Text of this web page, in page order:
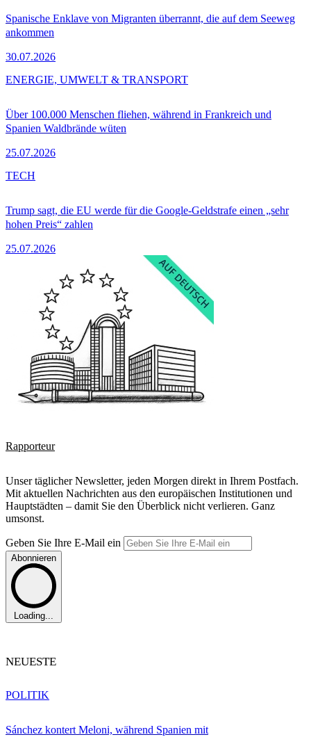
Spanische Enklave von Migranten überrannt, die auf dem Seeweg
ankommen
30.07.2026
Über 100.000 Menschen fliehen, während in Frankreich und
Spanien Waldbrände wüten
25.07.2026
ENERGIE, UMWELT & TRANSPORT
Trump sagt, die EU werde für die Google-Geldstrafe einen „sehr
hohen Preis“ zahlen
25.07.2026
TECH
Rapporteur
Unser täglicher Newsletter, jeden Morgen direkt in Ihrem Postfach.
Mit aktuellen Nachrichten aus den europäischen Institutionen und
Hauptstädten – damit Sie den Überblick nicht verlieren. Ganz
umsonst.
Geben Sie Ihre E-Mail ein
Abonnieren
Loading...
NEUESTE
Sánchez kontert Meloni, während Spanien mit
POLITIK